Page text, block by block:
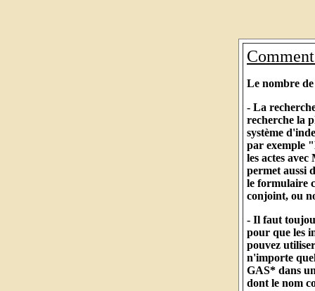
Le nombre de
- La
recherche la
système
par exemple
les actes
permet aussi
le formulaire
conjoint, ou
- Il faut
pour que les
pouvez
n'importe
GAS* dans
dont le nom